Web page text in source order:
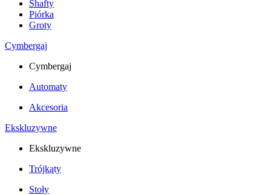
Shafty
Piórka
Groty
Cymbergaj
Cymbergaj
Automaty
Akcesoria
Ekskluzywne
Ekskluzywne
Trójkąty
Stoły